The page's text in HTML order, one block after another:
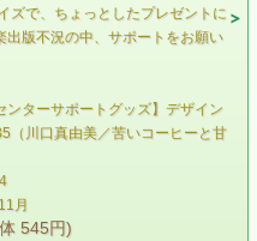
ズで、ちょっとしたプレゼントに
出版不況の中、サポートをお願い
ンターサポートグッズ】デザイン
（川口真由美／苦いコーヒーと甘
月
545円)